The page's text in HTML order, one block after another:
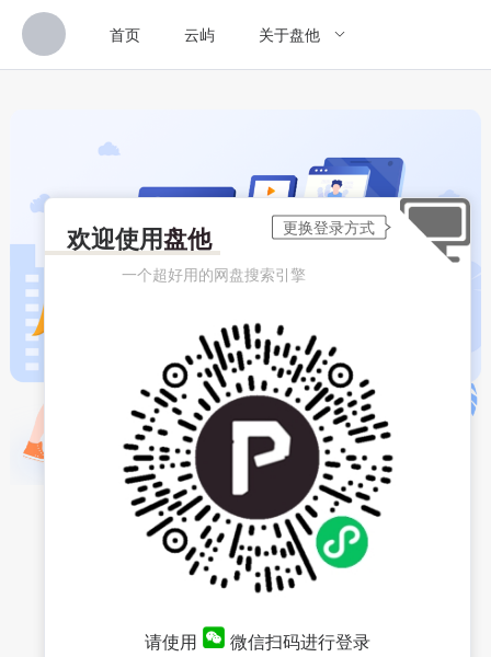
首页 云屿 关于盘他
欢迎使用盘他
一个超好用的网盘搜索引擎
请使用 微信扫码进行登录